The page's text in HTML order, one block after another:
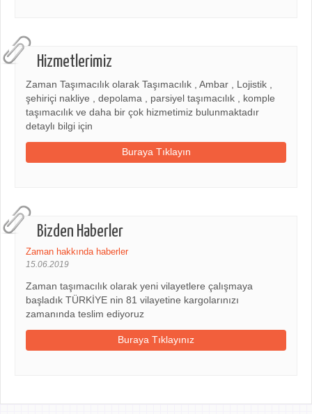
Hizmetlerimiz
Zaman Taşımacılık olarak Taşımacılık , Ambar , Lojistik ,
şehiriçi nakliye , depolama , parsiyel taşımacılık , komple
taşımacılık ve daha bir çok hizmetimiz bulunmaktadır
detaylı bilgi için
Buraya Tıklayın
Bizden Haberler
Zaman hakkında haberler
15.06.2019
Zaman taşımacılık olarak yeni vilayetlere çalışmaya
başladık TÜRKİYE nin 81 vilayetine kargolarınızı
zamanında teslim ediyoruz
Buraya Tıklayınız